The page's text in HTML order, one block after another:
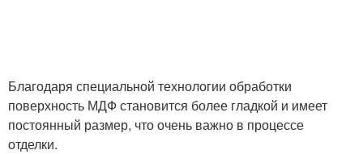
Благодаря специальной технологии обработки
поверхность МДФ становится более гладкой и имеет
постоянный размер, что очень важно в процессе
отделки.